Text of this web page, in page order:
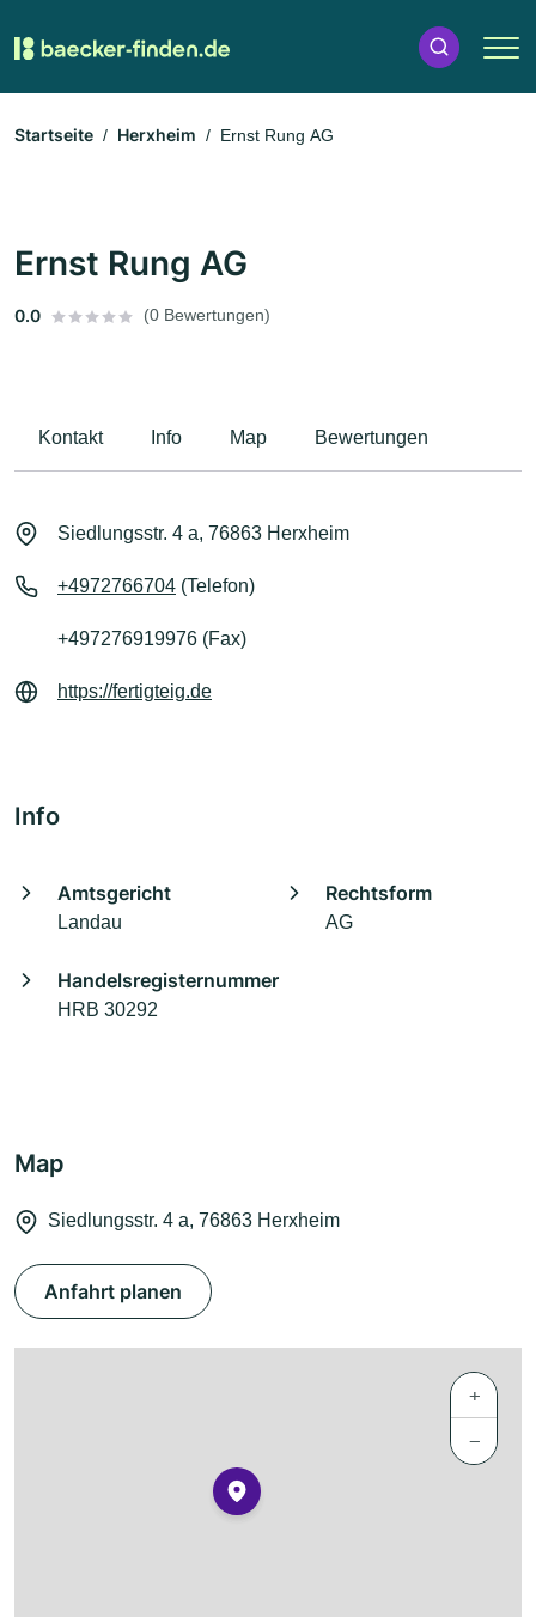
Startseite Herxheim Ernst Rung AG
Ernst Rung AG
0.0 (0 Bewertungen)
Kontakt Info Map Bewertungen
Siedlungsstr. 4 a, 76863 Herxheim
+4972766704 (Telefon)
+497276919976 (Fax)
https://fertigteig.de
Info
Amtsgericht
Landau
Rechtsform
AG
Handelsregisternummer
HRB 30292
Map
Siedlungsstr. 4 a, 76863 Herxheim
Anfahrt planen
+
−